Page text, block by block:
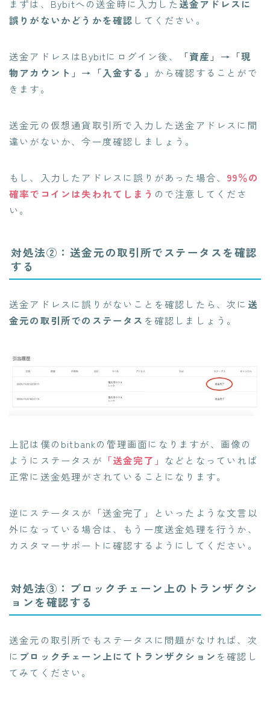
まずは、Bybitへの送金時に入力した 送金アドレスに
誤りがないかどうかを確認 してください。
送金アドレスはBybitにログイン後、
「資産」→「現
物アカウント」→「入金する」 から確認することがで
きます。
送金元の仮想通貨取引所で入力した送金アドレスに間
違いがないか、今一度確認しましょう。
もし、入力したアドレスに誤りがあった場合、 99％の
確率でコインは失われてしまう ので注意してくださ
い。
対処法②：送金元の取引所でステータスを確認
する
送金アドレスに誤りがないことを確認したら、次に 送
金元の取引所でのステータス を確認しましょう。
上記は僕のbitbankの管理画面になりますが、画像の
ようにステータスが 「送金完了」 などとなっていれば
正常に送金処理がされていることになります。
逆にステータスが「送金完了」といったような文言以
外になっている場合は、もう一度送金処理を行うか、
カスタマーサポートに確認するようにしてください。
対処法③：ブロックチェーン上のトランザクシ
ョンを確認する
送金元の取引所でもステータスに問題がなければ、次
に ブロックチェーン上にてトランザクション を確認し
てみてください。